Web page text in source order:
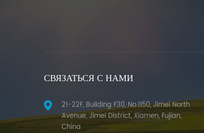
СВЯЗАТЬСЯ С НАМИ
21-22F, Building F30, No.1150, Jimei North
Avenue, Jimei District, Xiamen, Fujian,
China